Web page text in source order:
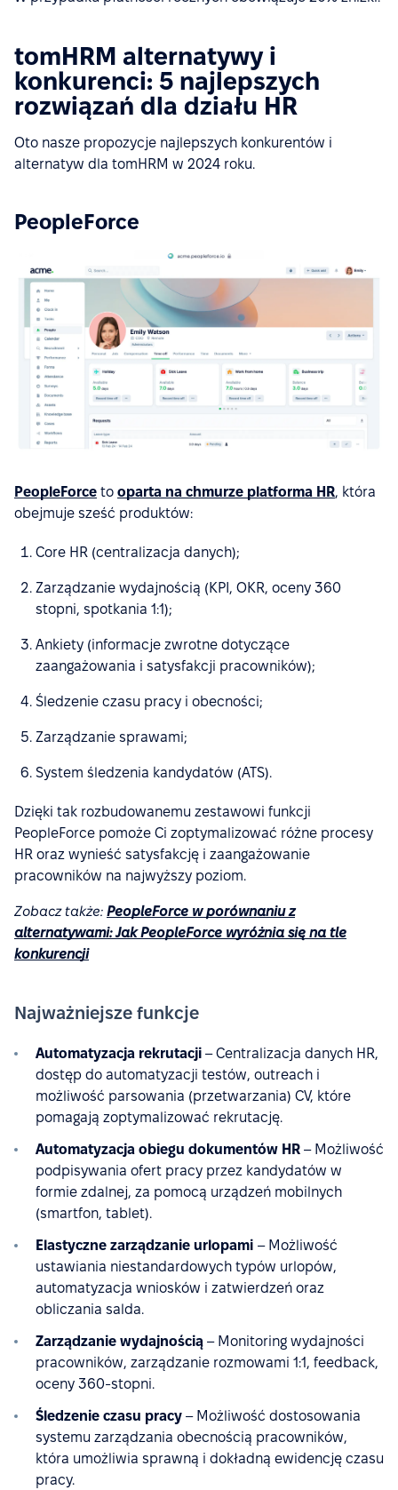
tomHRM alternatywy i
konkurenci: 5 najlepszych
rozwiązań dla działu HR
Oto nasze propozycje najlepszych konkurentów i
alternatyw dla tomHRM w 2024 roku.
PeopleForce
PeopleForce to oparta na chmurze platforma HR, która
obejmuje sześć produktów:
Core HR (centralizacja danych);
Zarządzanie wydajnością (KPI, OKR, oceny 360
stopni, spotkania 1:1);
Ankiety (informacje zwrotne dotyczące
zaangażowania i satysfakcji pracowników);
Śledzenie czasu pracy i obecności;
Zarządzanie sprawami;
System śledzenia kandydatów (ATS).
Dzięki tak rozbudowanemu zestawowi funkcji
PeopleForce pomoże Ci zoptymalizować różne procesy
HR oraz wynieść satysfakcję i zaangażowanie
pracowników na najwyższy poziom.
Zobacz także: PeopleForce w porównaniu z
alternatywami: Jak PeopleForce wyróżnia się na tle
konkurencji
Najważniejsze funkcje
Automatyzacja rekrutacji – Centralizacja danych HR,
dostęp do automatyzacji testów, outreach i
możliwość parsowania (przetwarzania) CV, które
pomagają zoptymalizować rekrutację.
Automatyzacja obiegu dokumentów HR – Możliwość
podpisywania ofert pracy przez kandydatów w
formie zdalnej, za pomocą urządzeń mobilnych
(smartfon, tablet).
Elastyczne zarządzanie urlopami – Możliwość
ustawiania niestandardowych typów urlopów,
automatyzacja wniosków i zatwierdzeń oraz
obliczania salda.
Zarządzanie wydajnością – Monitoring wydajności
pracowników, zarządzanie rozmowami 1:1, feedback,
oceny 360-stopni.
Śledzenie czasu pracy – Możliwość dostosowania
systemu zarządzania obecnością pracowników,
która umożliwia sprawną i dokładną ewidencję czasu
pracy.